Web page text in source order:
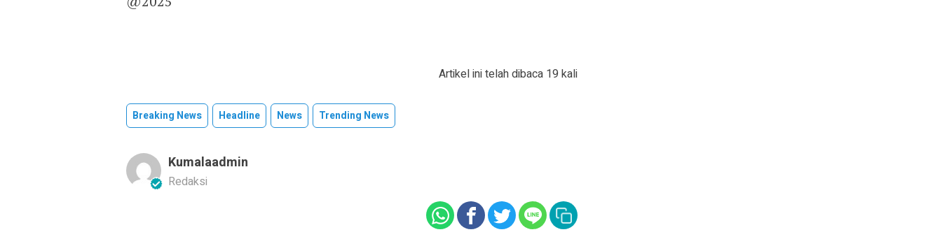
Artikel ini telah dibaca 19 kali
Breaking News Headline News Trending News
Kumalaadmin
Redaksi